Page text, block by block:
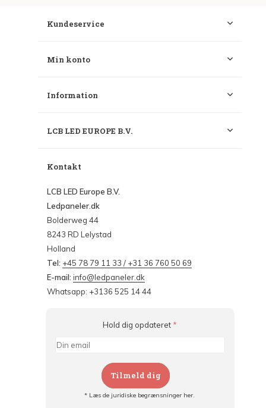
Kundeservice
Min konto
Information
LCB LED EUROPE B.V.
Kontakt
LCB LED Europe B.V.
Ledpaneler.dk
Bolderweg 44
8243 RD Lelystad
Holland
Tel: +45 78 79 11 33 / +31 36 760 50 69
E-mail: info@ledpaneler.dk
Whatsapp: +3136 525 14 44
Hold dig opdateret *
Tilmeld dig
* Læs de juridiske begrænsninger her.